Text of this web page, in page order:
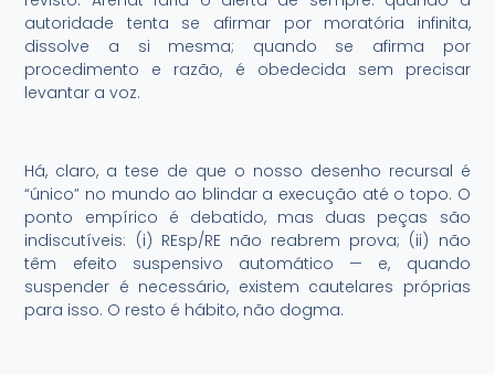
autoridade tenta se afirmar por moratória infinita,
dissolve a si mesma; quando se afirma por
procedimento e razão, é obedecida sem precisar
levantar a voz.
Há, claro, a tese de que o nosso desenho recursal é
“único” no mundo ao blindar a execução até o topo. O
ponto empírico é debatido, mas duas peças são
indiscutíveis: (i) REsp/RE não reabrem prova; (ii) não
têm efeito suspensivo automático — e, quando
suspender é necessário, existem cautelares próprias
para isso. O resto é hábito, não dogma.